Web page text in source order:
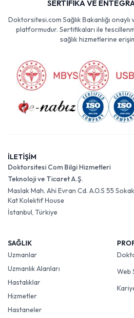
SERTİFİKA VE
Doktorsitesi.com Sağlık Bakanlığı
platformudur. Sertifikaları ile
sağlık hizmetlerine
İLETİŞİM
Doktorsitesi Com Bilgi Hizmetleri
Teknoloji ve Ticaret A.Ş.
Maslak Mah. Ahi Evran Cd. A.O.S 55
Kat Kolektif House
İstanbul, Türkiye
SAĞLIK
Uzmanlar
Uzmanlık Alanları
Hastalıklar
Hizmetler
Hastaneler
Web